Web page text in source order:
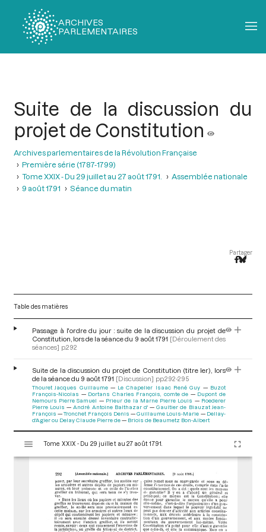
ARCHIVES
PARLEMENTAIRES
Suite de la discussion du
projet de Constitution
Archives parlementaires de la Révolution Française
Première série (1787-1799)
Tome XXIX - Du 29 juillet au 27 août 1791.
Assemblée nationale
9 août 1791
Séance du matin
Partager
Table des matières
Passage à l'ordre du jour : suite de la discussion du projet de
Constitution, lors de la séance du 9 août 1791 [Déroulement des
séances] p.292
Suite de la discussion du projet de Constitution (titre Ier), lors
de la séance du 9 août 1791 [Discussion] pp.292-295
Thouret Jacques Guillaume Le Chapelier Isaac René Guy
Buzot
François-Nicolas
Dortans Charles François, comte de
Dupont de
Nemours Pierre Samuel
Prieur de la Marne Pierre Louis
Roederer
Pierre Louis
André Antoine Balthazar d'
Gaultier de Biauzat Jean-
François
Tronchet François Denis Guillaume Louis-Marie
Dellay-
d'Agier ou Delay Claude Pierre de
Briois de Beaumetz Bon-Albert
s
Tome XXIX - Du 29 juillet au 27 août 1791.